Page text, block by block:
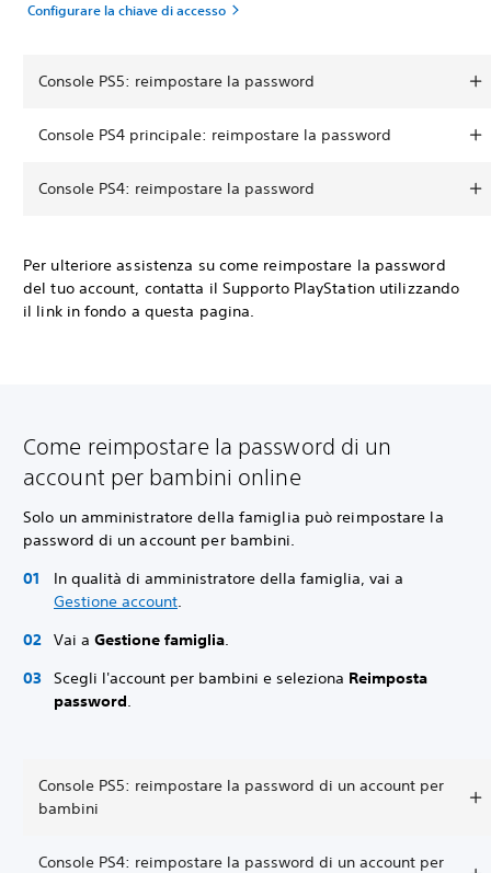
Configurare la chiave di accesso
Console PS5: reimpostare la password
Console PS4 principale: reimpostare la password
Console PS4: reimpostare la password
Per ulteriore assistenza su come reimpostare la password
del tuo account, contatta il Supporto PlayStation utilizzando
il link in fondo a questa pagina.
Come reimpostare la password di un
account per bambini online
Solo un amministratore della famiglia può reimpostare la
password di un account per bambini.
In qualità di amministratore della famiglia, vai a
Gestione account
Vai a Gestione famiglia
Scegli l'account per bambini e seleziona Reimposta
password
Console PS5: reimpostare la password di un account per
bambini
Console PS4: reimpostare la password di un account per